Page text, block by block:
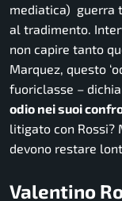
mediatica) guerra
al tradimento.
non capire tanto
Marquez, questo
fuoriclasse –
odio nei suoi
litigato con Rossi?
devono restare
Valentino